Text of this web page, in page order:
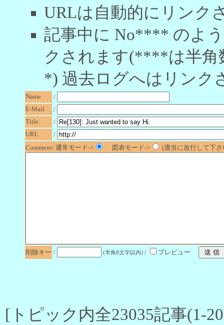
URLは自動的にリンク
記事中に No**** のよ
クされます(****は半角
*) 過去ログへはリンク
Name
/
E-Mail
/
Title
/
URL
/
Comment/ 通常モード->
図表モード-> (適当に改行して下
削除キー / (半角8文字以内) / プレビュー
[トピック内全23035記事(1-